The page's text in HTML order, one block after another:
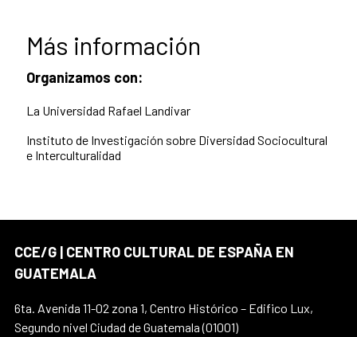
Más información
Organizamos con:
La Universidad Rafael Landivar
Instituto de Investigación sobre Diversidad Sociocultural
e Interculturalidad
CCE/G | CENTRO CULTURAL DE ESPAÑA EN
GUATEMALA
6ta. Avenida 11-02 zona 1, Centro Histórico – Edifico Lux,
Segundo nivel Ciudad de Guatemala (01001)